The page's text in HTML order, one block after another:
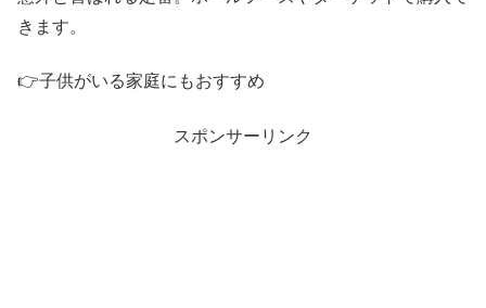
きます。
👉子供がいる家庭にもおすすめ
スポンサーリンク